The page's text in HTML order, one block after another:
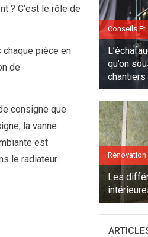
? C’est le rôle de
pièce en
de
consigne que
la vanne
est
le radiateur.
Conseils
qu’on
chantiers
Rénovation
Les